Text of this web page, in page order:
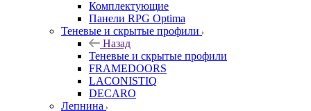
Комплектующие
Панели RPG Optima
Теневые и скрытые профили
Назад
Теневые и скрытые профили
FRAMEDOORS
LACONISTIQ
DECARO
Лепнина